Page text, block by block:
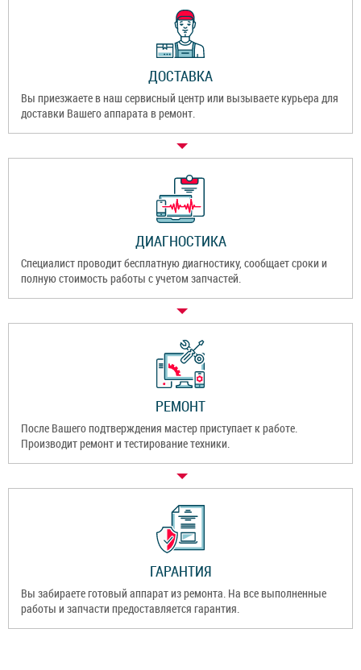
ДОСТАВКА
Вы приезжаете в наш сервисный центр или вызываете курьера для
доставки Вашего аппарата в ремонт.
ДИАГНОСТИКА
Специалист проводит бесплатную диагностику, сообщает сроки и
полную стоимость работы с учетом запчастей.
РЕМОНТ
После Вашего подтверждения мастер приступает к работе.
Производит ремонт и тестирование техники.
ГАРАНТИЯ
Вы забираете готовый аппарат из ремонта. На все выполненные
работы и запчасти предоставляется гарантия.